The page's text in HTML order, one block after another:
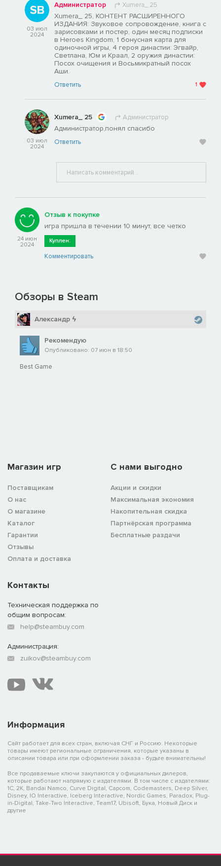
03 июл
2024
Администратор Хumera_ 25
Хumera_ 25, КОНТЕНТ РАСШИРЕННОГО
ИЗДАНИЯ: Звуковое сопровождение, книга с
зарисовками и постер, один месяц подписки
в Heroes Kingdom, 1 бонусная карта для
одиночной игры, 4 героя династии: Эгвайр,
Светлана, Юм и Краал, 2 оружия династии:
Посох очищения и Восьмикратный посох
Аши.
Ответить 1
03 июл
2024
Хumera_ 25 Администратор
Администратор,понял спасибо
Ответить
24 июн
2024
Отзыв к покупке
игра пришла в течении 10 минут, все четко
Куплен:
Комментировать
Обзоры в Steam
Александр ϟ
Рекомендую
Опубликовано: 07 июн в 18:50
Best Game
Магазин игр
Поставщикам
О нас
О магазине
Каталог
Гарантии
Отзывы
Оплата и доставка
C нами выгодно
Акции и скидки
Максимальная экономия
Накопительная скидка
Партнёрская программа
Бесплатные раздачи
Информация
Сайт работает для всех стран, включая СНГ и Россию. Некоторые
товары имеют региональные ограничения, которые указаны в
описании товара или при оформлении заказа - будьте внимательны!
Все продаваемые ключи закупаются у официальных дилеров,
которые работают напрямую с издателями. В том числе с издателями:
1C, 2K, Bandai Namco, Curve Digital, Capcom, Codemasters, Deep Silver,
Disney, IO Interactive, Iceberg Interactive, Nordic Games, Paradox, Plug-
in-Digital, Take-Two Interactive, Team17, Ubisoft, Бука, Новый Диск и
другие
Контакты
Техническая поддержка по
общим вопросам:
help@steambuy.com
Администрация:
zuikov@steambuy.com